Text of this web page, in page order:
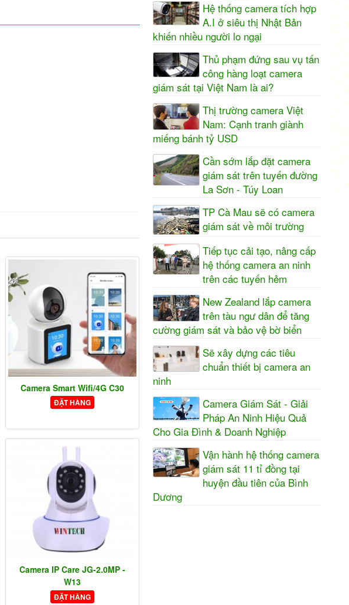
Camera Smart Wifi/4G C30
ĐẶT HÀNG
Camera IP Care JG-2.0MP -
W13
ĐẶT HÀNG
Hệ thống camera tích hợp
A.I ở siêu thị Nhật Bản
khiến nhiều người lo ngại
Thủ phạm đứng sau vụ tấn
công hàng loạt camera
giám sát tại Việt Nam là ai?
Thị trường camera Việt
Nam: Cạnh tranh giành
miếng bánh tỷ USD
Cần sớm lắp đặt camera
giám sát trên tuyến đường
La Sơn - Túy Loan
TP Cà Mau sẽ có camera
giám sát về môi trường
Tiếp tục cải tạo, nâng cấp
hệ thống camera an ninh
trên các tuyến hẻm
New Zealand lắp camera
trên tàu ngư dân để tăng
cường giám sát và bảo vệ bờ biển
Sẽ xây dựng các tiêu
chuẩn thiết bị camera an
ninh
Camera Giám Sát - Giải
Pháp An Ninh Hiệu Quả
Cho Gia Đình & Doanh Nghiệp
Vận hành hệ thống camera
giám sát 11 tỉ đồng tại
huyện đầu tiên của Bình
Dương